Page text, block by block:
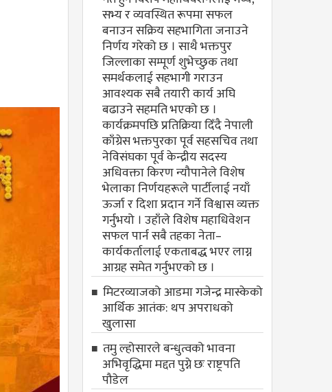
सभ्य र व्यवस्थित रूपमा सफल
बनाउन सक्रिय सहभागिता जनाउने
निर्णय गरेको छ । साथै भक्तपुर
जिल्लाका सम्पूर्ण शुभेच्छुक तथा
समर्थकलाई सहभागी गराउन
आवश्यक सबै तयारी कार्य अघि
बढाउने सहमति भएको छ ।
कार्यक्रमपछि प्रतिक्रिया दिँदै नेपाली
काँग्रेस भक्तपुरका पूर्व सहसचिव तथा
नेविसंघका पूर्व केन्द्रीय सदस्य
अधिवक्ता किरण न्यौपानेले विशेष
भेलाका निर्णयहरूले पार्टीलाई नयाँ
ऊर्जा र दिशा प्रदान गर्ने विश्वास व्यक्त
गर्नुभयो । उहाँले विशेष महाधिवेशन
सफल पार्न सबै तहका नेता–
कार्यकर्तालाई एकताबद्ध भएर लाग्न
आग्रह समेत गर्नुभएको छ ।
मिटरव्याजको आडमा गजेन्द्र मास्केको
आर्थिक आतंक: थप अपराधको
खुलासा
तमु ल्होसारले बन्धुत्वको भावना
अभिवृद्धिमा मद्दत पुग्ने छः राष्ट्रपति
पौडेल